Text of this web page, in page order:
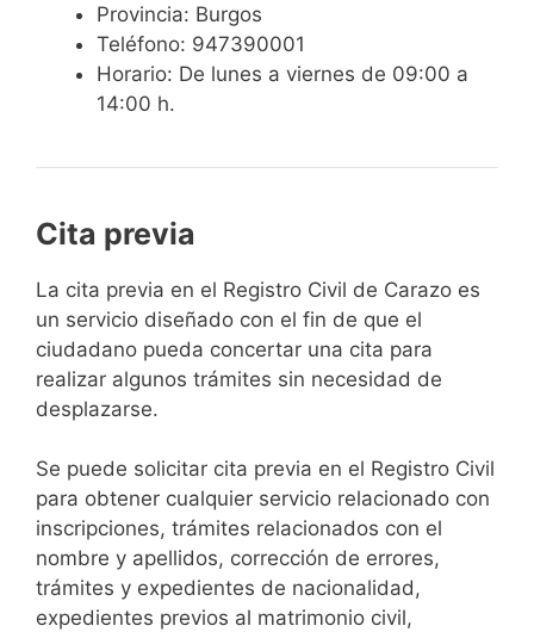
Provincia: Burgos
Teléfono: 947390001
Horario: De lunes a viernes de 09:00 a
14:00 h.
Cita previa
​​​​​​​​​​​​​​​​​​​​​​​​​​​​La cita previa en el Registro Civil de Carazo es
un servicio diseñado con el fin de que el
ciudadano pueda concertar una cita para
realizar algunos trámites sin necesidad de
desplazarse.​
Se puede solicitar cita previa en el Registro Civil
para obtener cualquier servicio relacionado con
inscripciones, trámites relacionados con el
nombre y apellidos, corrección de errores,
trámites y expedientes de nacionalidad,
expedientes previos al matrimonio civil,